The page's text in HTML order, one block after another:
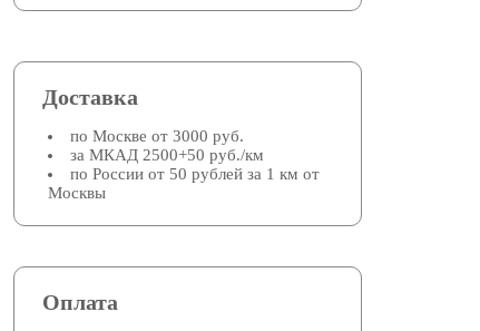
Доставка
по Москве от 3000 руб.
за МКАД 2500+50 руб./км
по России от 50 рублей за 1 км от
Москвы
Оплата